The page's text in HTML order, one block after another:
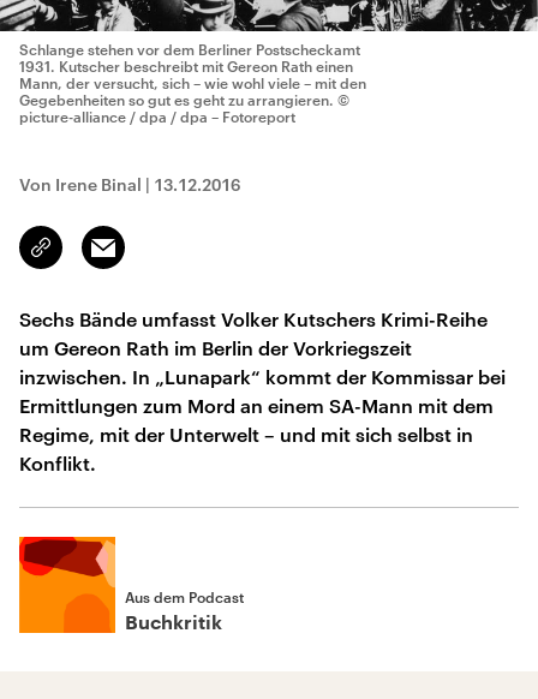
Schlange stehen vor dem Berliner Postscheckamt
1931. Kutscher beschreibt mit Gereon Rath einen
Mann, der versucht, sich – wie wohl viele – mit den
Gegebenheiten so gut es geht zu arrangieren. ©
picture-alliance / dpa / dpa – Fotoreport
Von Irene Binal | 13.12.2016
Link
kopieren/teilen
Email
Sechs Bände umfasst Volker Kutschers Krimi-Reihe
um Gereon Rath im Berlin der Vorkriegszeit
inzwischen. In „Lunapark“ kommt der Kommissar bei
Ermittlungen zum Mord an einem SA-Mann mit dem
Regime, mit der Unterwelt – und mit sich selbst in
Konflikt.
Aus dem Podcast
Buchkritik